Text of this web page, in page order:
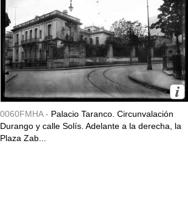
0060FMHA - Palacio Taranco. Circunvalación
Durango y calle Solís. Adelante a la derecha, la
Plaza Zab...